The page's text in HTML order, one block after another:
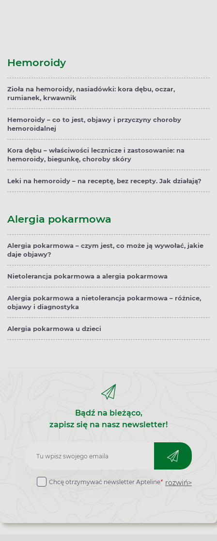
Hemoroidy
Zioła na hemoroidy, nasiadówki: kora dębu, oczar,
rumianek, krwawnik
Hemoroidy – co to jest, objawy i przyczyny choroby
hemoroidalnej
Kora dębu – właściwości lecznicze i zastosowanie: na
hemoroidy, biegunkę, choroby skóry
Leki na hemoroidy – na receptę, bez recepty. Jak działają?
Alergia pokarmowa
Alergia pokarmowa – czym jest, co może ją wywołać, jakie
daje objawy?
Nietolerancja pokarmowa a alergia pokarmowa
Alergia pokarmowa a nietolerancja pokarmowa – różnice,
objawy i diagnostyka
Alergia pokarmowa u dzieci
Bądź na bieżąco,
zapisz się na nasz newsletter!
Zapisz
do
Chcę otrzymywać newsletter Apteline* rozwiń>